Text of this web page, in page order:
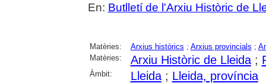
En: Butlletí de l'Arxiu Històric de
Matèries: Arxius històrics ; Arxius provincials ;
Matèries:
Arxiu Històric de Lleida;
Àmbit: Lleida; Lleida, província